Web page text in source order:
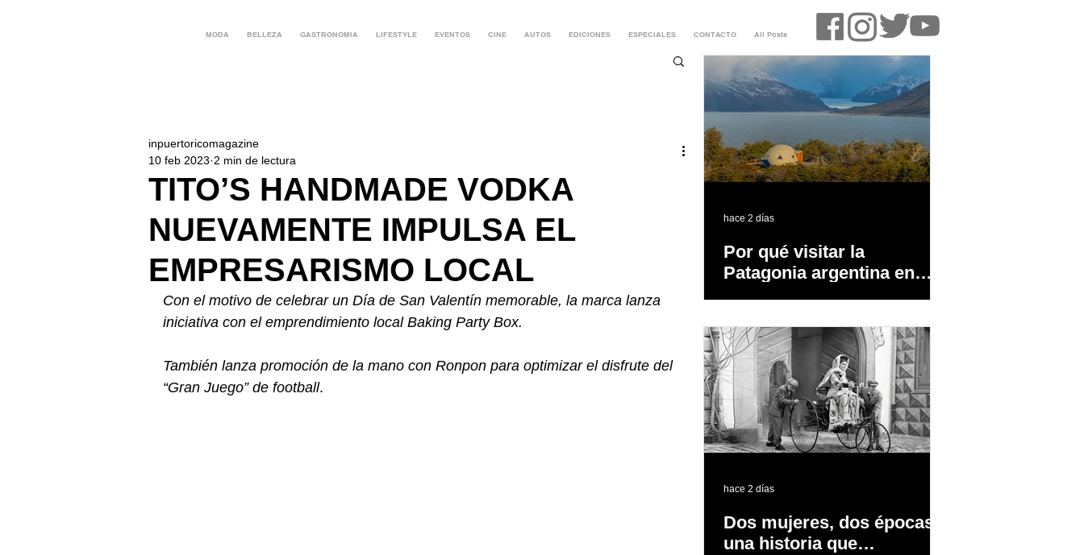
MODA BELLEZA GASTRONOMIA LIFESTYLE EVENTOS CINE AUTOS EDICIONES ESPECIALES CONTACTO All Posts
TITO’S HANDMADE VODKA
NUEVAMENTE IMPULSA EL
EMPRESARISMO LOCAL
inpuertoricomagazine
10 feb 2023 2 min de lectura
Con el motivo de celebrar un Día de San Valentín memorable, la marca lanza
iniciativa con el emprendimiento local Baking Party Box.
También lanza promoción de la mano con Ronpon para optimizar el disfrute del
“Gran Juego” de football.
Por qué visitar la
Patagonia argentina en
hace 2 días
Dos mujeres, dos épocas y
una historia que
hace 2 días